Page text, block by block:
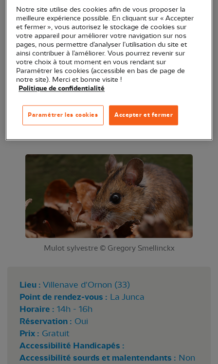
en détresse ? Ou peut-être avez-vous déjà vécu
cette situation, sans savoir comment agir. Grâce à
ce rallye nature, vous aurez toutes les clés en main
pour devenir un sauveteurs pour la faune sauvage !
Munis d'une carte quadrillée du site, parcourez
l'étendue du domaine pour en découvrir ses secrets
un indice vous sera donné pour poursuivre
l'aventure. Une activité idéale à faire en famille,
Mulot sylvestre © Gregory Smellinckx
Lieu : Villenave d'Ornon (33)
Point de rendez-vous : La Junca
Horaire : 14h - 16h
Réservation : Oui
Prix : Gratuit
Accessibilité Handicapés :
Accessibilité sourds et malentendants : Non
Notre site utilise des cookies afin de vous proposer la
meilleure expérience possible. En cliquant sur « Accepter
et fermer », vous autorisez le stockage de cookies sur
votre appareil pour améliorer votre navigation sur nos
pages, nous permettre d’analyser l’utilisation du site et
ainsi contribuer à l’améliorer. Vous pourrez revenir sur
votre choix à tout moment en vous rendant sur
Paramétrer les cookies (accessible en bas de page de
notre site). Merci et bonne visite !
Politique de confidentialité
Accepter et fermer
Paramétrer les cookies